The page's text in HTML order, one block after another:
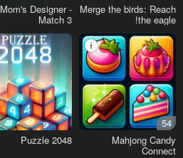
Merge the birds: Reach
the eagle!
Mom's Designer -
Match 3
54
Mahjong Candy
Connect
Puzzle 2048